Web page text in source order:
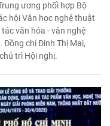
ương phối hợp Bộ
hội Văn học nghệ thuật
văn hóa - văn nghệ
Đồng chí Đinh Thị Mai,
trì Hội nghị.